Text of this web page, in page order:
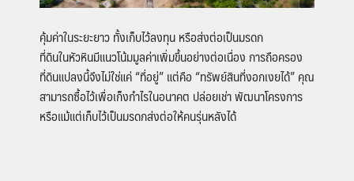
คุ้มค่าในระยะยาวทั้งเก็บไว้ลงทุนหรือส่งต่อเป็นมรดก
ที่ดินในหัวหินมีแนวโน้มมูลค่าเพิ่มขึ้นอย่างต่อเนื่อง การถือครอง
ที่ดินแปลงนี้จึงไม่ใช่แค่ “ที่อยู่” แต่คือ “ทรัพย์สินที่งอกเงยได้” คุณ
สามารถซื้อไว้เพื่อเก็งกำไรในอนาคต ปล่อยเช่า พัฒนาโครงการ
หรือแม้แต่เก็บไว้เป็นมรดกส่งต่อให้คนรุ่นหลังได้